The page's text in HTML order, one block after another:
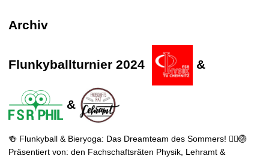
Archiv
Flunkyballturnier 2024 &
&
🍻 Flunkyball & Bieryoga: Das Dreamteam des Sommers! 🧘‍♂️🏐
Präsentiert von: den Fachschaftsräten Physik, Lehramt &